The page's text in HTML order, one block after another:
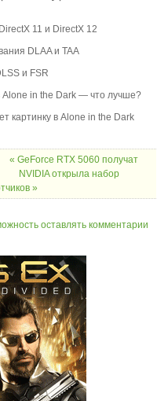
11 и DirectX 12
DLAA и TAA
и FSR
Alone in the Dark — что лучше?
картинку в Alone in the Dark
« GeForce RTX 5060 получат
NVIDIA открыла набор
»
оставлять комментарии